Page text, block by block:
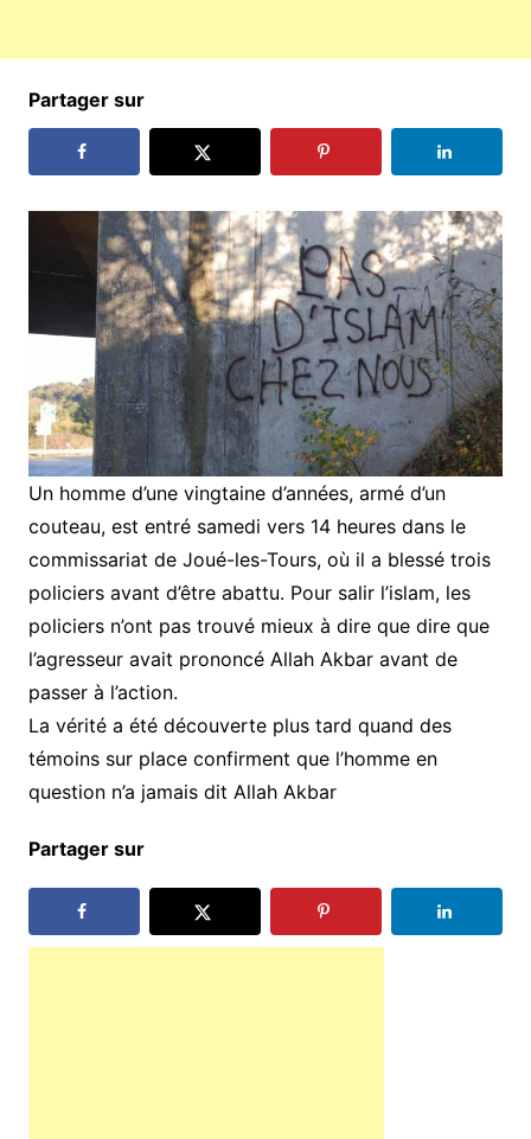
Partager sur
Un homme d’une vingtaine d’années, armé d’un
couteau, est entré samedi vers 14 heures dans le
commissariat de Joué-les-Tours, où il a blessé trois
policiers avant d’être abattu. Pour salir l’islam, les
policiers n’ont pas trouvé mieux à dire que dire que
l’agresseur avait prononcé Allah Akbar avant de
passer à l’action.
La vérité a été découverte plus tard quand des
témoins sur place confirment que l’homme en
question n’a jamais dit Allah Akbar
Partager sur